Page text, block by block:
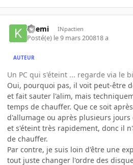
kaemi INpactien
Posté(e) le 9 mars 200818 a
AUTEUR
Un PC qui s'éteint ... regarde via le
Oui, pourquoi pas, il voit peut-être
et fait sauter l'alim, mais
temps de chauffer. Que ce soit
d'allumage ou après plusieurs
et s'éteint très rapidement, donc il
de chauffer.
Par contre, je suis loin d'être une
tout juste changer l'ordre des